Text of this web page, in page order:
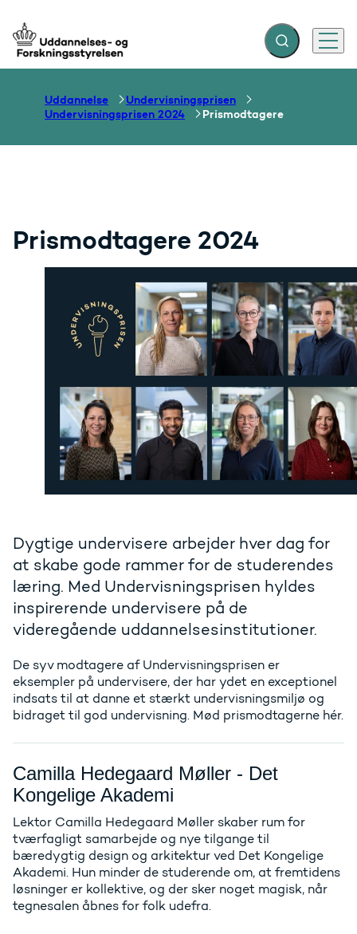
Gå til forsiden Fold søgefelt ud
Menu
Uddannelse
Undervisningsprisen
Undervisningsprisen 2024
Prismodtagere
Prismodtagere 2024
Dygtige undervisere arbejder hver dag for
at skabe gode rammer for de studerendes
læring. Med Undervisningsprisen hyldes
inspirerende undervisere på de
videregående uddannelsesinstitutioner.
De syv modtagere af Undervisningsprisen er
eksempler på undervisere, der har ydet en exceptionel
indsats til at danne et stærkt undervisningsmiljø og
bidraget til god undervisning. Mød prismodtagerne hér.
Camilla Hedegaard Møller - Det
Kongelige Akademi
Lektor Camilla Hedegaard Møller skaber rum for
tværfagligt samarbejde og nye tilgange til
bæredygtig design og arkitektur ved Det Kongelige
Akademi. Hun minder de studerende om, at fremtidens
løsninger er kollektive, og der sker noget magisk, når
tegnesalen åbnes for folk udefra.